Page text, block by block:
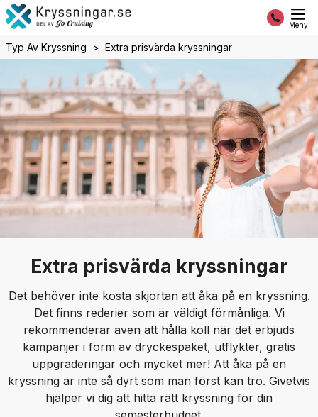
Meny
Typ Av Kryssning Extra prisvärda kryssningar
Extra prisvärda kryssningar
Det behöver inte kosta skjortan att åka på en kryssning.
Det finns rederier som är väldigt förmånliga. Vi
rekommenderar även att hålla koll när det erbjuds
kampanjer i form av dryckespaket, utflykter, gratis
uppgraderingar och mycket mer! Att åka på en
kryssning är inte så dyrt som man först kan tro. Givetvis
hjälper vi dig att hitta rätt kryssning för din